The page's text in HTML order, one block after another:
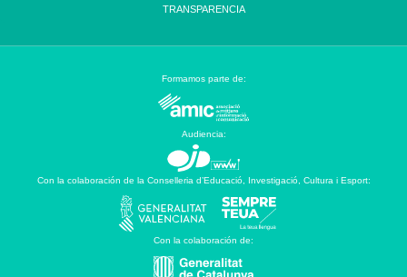
TRANSPARENCIA
Formamos parte de:
Audiencia:
Con la colaboración de la Conselleria d’Educació, Investigació, Cultura i Esport:
Con la colaboración de: